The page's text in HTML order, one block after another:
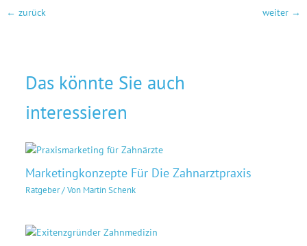
← zurück weiter →
Das könnte Sie auch
interessieren
Marketingkonzepte Für Die Zahnarztpraxis
Ratgeber/ Von Martin Schenk